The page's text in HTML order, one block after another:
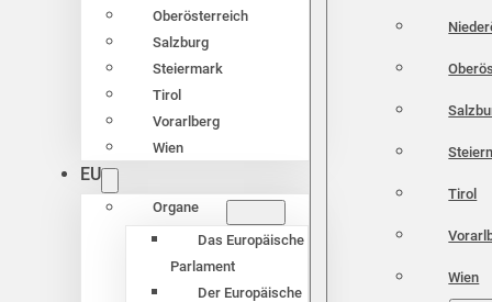
Oberösterreich
Salzburg
Steiermark
Tirol
Vorarlberg
Wien
EU
Organe
Das Europäische
Parlament
Der Europäische
Tirol
Wien